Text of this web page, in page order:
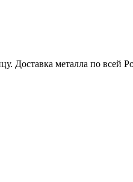
Доставка металла по всей